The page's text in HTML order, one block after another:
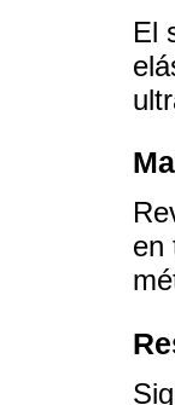
El
en